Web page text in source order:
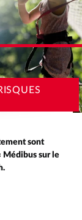
sont
Médibus sur le